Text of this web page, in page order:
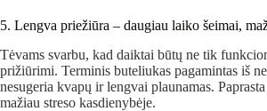
5. Lengva priežiūra – daugiau laiko šeimai,
Tėvams svarbu, kad daiktai būtų ne tik
prižiūrimi. Terminis buteliukas pagamintas iš
nesugeria kvapų ir lengvai plaunamas.
mažiau streso kasdienybėje.